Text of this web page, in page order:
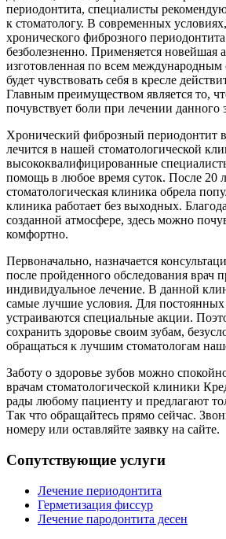
периодонтита, специалисты
к стоматологу. В современных
хронического фиброзного
безболезненно. Применяется новейшая
изготовленная по всем международным
будет чувствовать себя в кресле
Главным преимуществом является то,
почувствует боли при лечении данного
Хронический фиброзный периодонтит
лечится в нашей стоматологической
высококвалифицированные
помощь в любое время суток. После 20
стоматологическая клиника обрела
клиника работает без выходных.
созданной атмосфере, здесь можно
комфортно.
Первоначально, назначается
после пройденного обследования врач
индивидуальное лечение. В данной
самые лучшие условия. Для постоянных
устраиваются специальные акции.
сохранить здоровье своим зубам,
обращаться к лучшим стоматологам
Заботу о здоровье зубов можно
врачам стоматологической клиники
рады любому пациенту и предлагают
Так что обращайтесь прямо сейчас.
номеру или оставляйте заявку на сайте.
Сопутствующие услуги
Лечение периодонтита
Герметизация фиссур
Лечение пародонтита десен